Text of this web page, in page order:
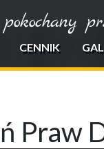
CENNIK
Praw